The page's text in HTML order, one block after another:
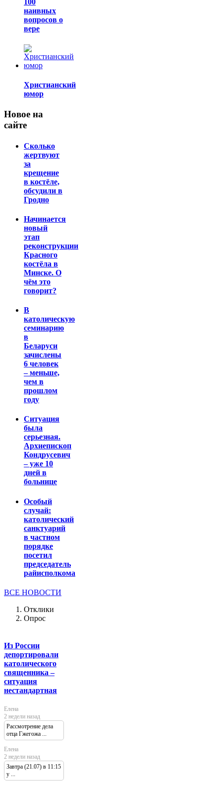
100
наивных
вопросов о
вере
Христианский
юмор
Новое на
сайте
Сколько
жертвуют
за
крещение
в костёле,
обсудили в
Гродно
Начинается
новый
этап
реконструкции
Красного
костёла в
Минске. О
чём это
говорит?
В
католическую
семинарию
в
Беларуси
зачислены
6 человек
– меньше,
чем в
прошлом
году
Ситуация
была
серьезная.
Архиепископ
Кондрусевич
– уже 10
дней в
больнице
Особый
случай:
католический
санктуарий
в частном
порядке
посетил
председатель
райисполкома
ВСЕ НОВОСТИ
Отклики
Опрос
Из России
депортировали
католического
священника –
ситуация
нестандартная
Елена
2 недели назад
Рассмотрение дела
отца Гжегожа ...
Елена
2 недели назад
Завтра (21.07) в 11:15
у ...